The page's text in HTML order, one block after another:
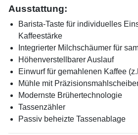
Ausstattung:
Barista-Taste für individuelles
Kaffeestärke
Integrierter Milchschäumer für
Höhenverstellbarer Auslauf
Einwurf für gemahlenen Kaffee
Mühle mit
Modernste Brühertechnologie
Tassenzähler
Passiv beheizte Tassenablage